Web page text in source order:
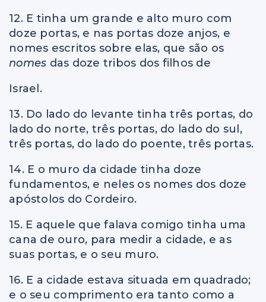
12. E tinha um grande e alto muro com
doze portas, e nas portas doze anjos, e
nomes escritos sobre elas, que são os
nomes das doze tribos dos filhos de
Israel.
13. Do lado do levante tinha três portas, do
lado do norte, três portas, do lado do sul,
três portas, do lado do poente, três portas.
14. E o muro da cidade tinha doze
fundamentos, e neles os nomes dos doze
apóstolos do Cordeiro.
15. E aquele que falava comigo tinha uma
cana de ouro, para medir a cidade, e as
suas portas, e o seu muro.
16. E a cidade estava situada em quadrado;
e o seu comprimento era tanto como a